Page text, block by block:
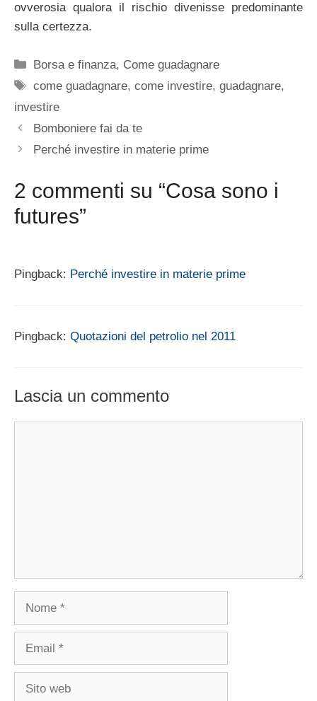
ovverosia qualora il rischio divenisse predominante
sulla certezza.
Categorie
Borsa e finanza, Come guadagnare
Tag
come guadagnare,come investire,guadagnare,
investire
Bomboniere fai da te
Perché investire in materie prime
2 commenti su “Cosa sono i
futures”
Pingback: Perché investire in materie prime
Pingback: Quotazioni del petrolio nel 2011
Lascia un commento
Nome
Email
Sito